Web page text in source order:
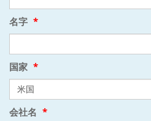
名字 *
国家 *
会社名 *